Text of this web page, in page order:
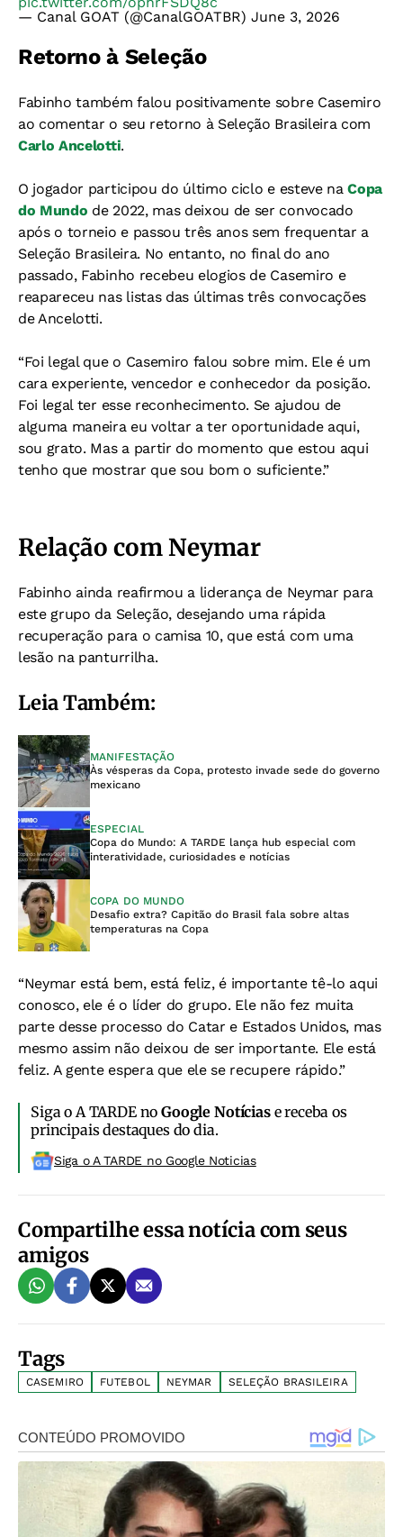
— Canal GOAT (@CanalGOATBR) June 3, 2026
Retorno à Seleção
Fabinho também falou positivamente sobre Casemiro
ao comentar o seu retorno à Seleção Brasileira com
Carlo Ancelotti.
O jogador participou do último ciclo e esteve naCopa
do Mundo de 2022, mas deixou de ser convocado
após o torneio e passou três anos sem frequentar a
Seleção Brasileira. No entanto, no final do ano
passado, Fabinho recebeu elogios de Casemiro e
reapareceu nas listas das últimas três convocações
de Ancelotti.
“Foi legal que o Casemiro falou sobre mim. Ele é um
cara experiente, vencedor e conhecedor da posição.
Foi legal ter esse reconhecimento. Se ajudou de
alguma maneira eu voltar a ter oportunidade aqui,
sou grato. Mas a partir do momento que estou aqui
tenho que mostrar que sou bom o suficiente.”
Relação com Neymar
Fabinho ainda reafirmou a liderança de Neymar para
este grupo da Seleção, desejando uma rápida
recuperação para o camisa 10, que está com uma
lesão na panturrilha.
Leia Também:
MANIFESTAÇÃO
Às vésperas da Copa, protesto invade sede do governo
mexicano
ESPECIAL
Copa do Mundo: A TARDE lança hub especial com
interatividade, curiosidades e notícias
COPA DO MUNDO
Desafio extra? Capitão do Brasil fala sobre altas
temperaturas na Copa
“Neymar está bem, está feliz, é importante tê-lo aqui
conosco, ele é o líder do grupo. Ele não fez muita
parte desse processo do Catar e Estados Unidos, mas
mesmo assim não deixou de ser importante. Ele está
feliz. A gente espera que ele se recupere rápido.”
Siga o A TARDE noGoogle Notíciase receba os
principais destaques do dia.
Siga o A TARDE no Google Noticias
Compartilhe essa notícia com seus
amigos
Tags
CASEMIRO FUTEBOL NEYMAR SELEÇÃO BRASILEIRA